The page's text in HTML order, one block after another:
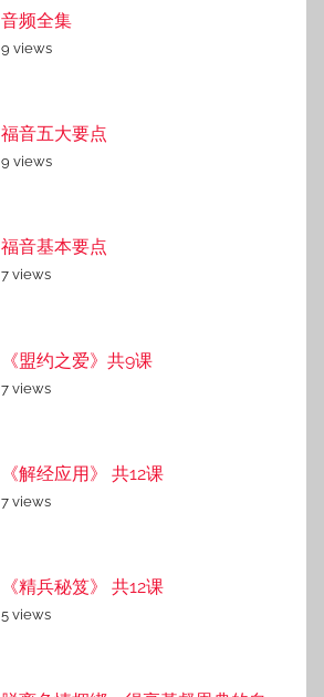
音频全集
9 views
福音五大要点
9 views
福音基本要点
7 views
《盟约之爱》共9课
7 views
《解经应用》 共12课
7 views
《精兵秘笈》 共12课
5 views